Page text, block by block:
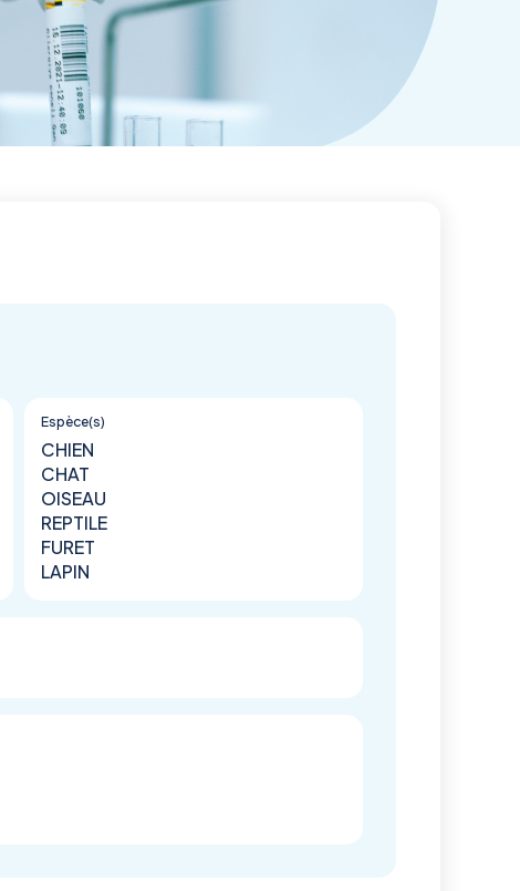
Espèce(s)
CHIEN
CHAT
OISEAU
REPTILE
FURET
LAPIN